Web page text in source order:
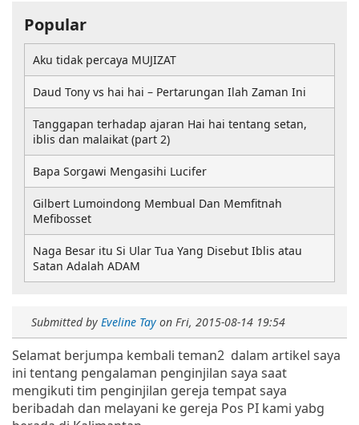
Submitted by Eveline Tay on Fri, 2015-08-14 19:54
Selamat berjumpa kembali teman2 dalam artikel saya
ini tentang pengalaman penginjilan saya saat
mengikuti tim penginjilan gereja tempat saya
beribadah dan melayani ke gereja Pos PI kami yabg
Popular
Aku tidak percaya MUJIZAT
Daud Tony vs hai hai – Pertarungan Ilah Zaman Ini
Tanggapan terhadap ajaran Hai hai tentang setan,
iblis dan malaikat (part 2)
Bapa Sorgawi Mengasihi Lucifer
Gilbert Lumoindong Membual Dan Memfitnah
Mefibosset
Naga Besar itu Si Ular Tua Yang Disebut Iblis atau
Satan Adalah ADAM